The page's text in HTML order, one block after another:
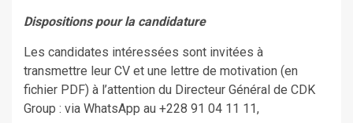
Dispositions pour la candidature
Les candidates intéressées sont invitées à
transmettre leur CV et une lettre de motivation (en
fichier PDF) à l’attention du Directeur Général de CDK
Group : via WhatsApp au +228 91 04 11 11,